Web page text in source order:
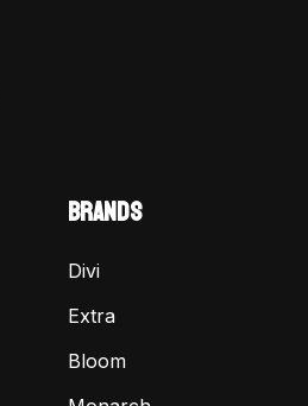
BRANDS
Divi
Extra
Bloom